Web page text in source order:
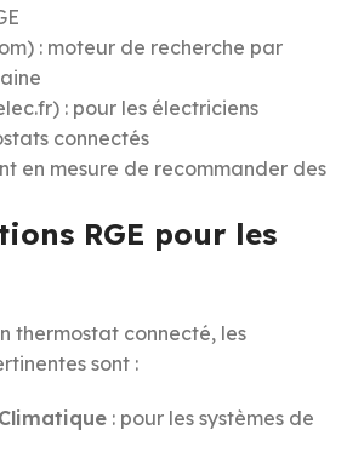
: moteur de recherche par
: pour les électriciens
connectés
en mesure de recommander des
RGE pour les
thermostat connecté, les
sont :
: pour les systèmes de